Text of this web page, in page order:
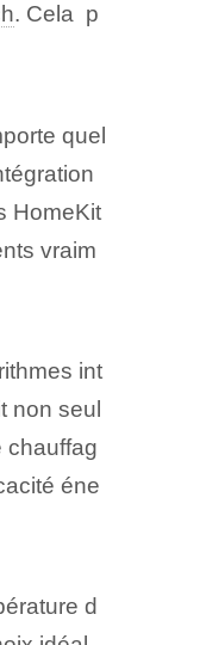
.⁢ Cela ⁢ p
quel
HomeKit⁤
vraim
int
non seul
chauffag
éne
d